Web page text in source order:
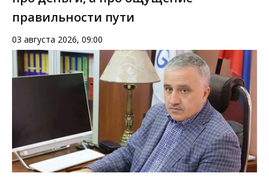
правильности пути
03 августа 2026, 09:00